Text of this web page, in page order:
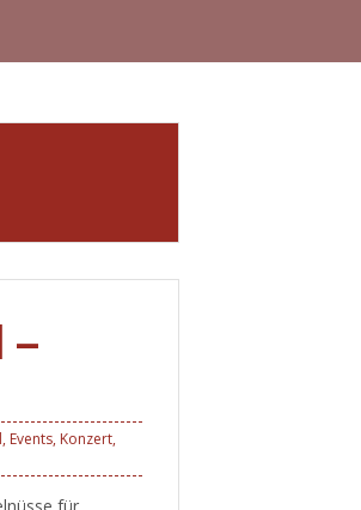
–
, Events, Konzert,
für